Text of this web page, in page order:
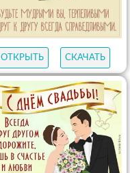
ОТКРЫТЬ
СКАЧАТЬ